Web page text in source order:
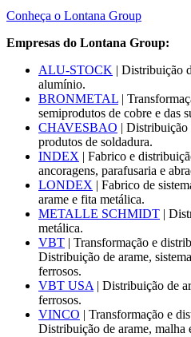
Conheça o Lontana Group
Empresas do Lontana Group:
ALU-STOCK | Distribuição
alumínio.
BRONMETAL |
semiprodutos de cobre e das
CHAVESBAO | Distribuição
produtos de soldadura.
INDEX | Fabrico e
ancoragens, parafusaria e
LONDEX | Fabrico de
arame e fita metálica.
METALLE SCHMIDT |
metálica.
VBT | Transformação e
Distribuição de arame,
ferrosos.
VBT USA | Distribuição de
ferrosos.
VINCO | Transformação e
Distribuição de arame, malha